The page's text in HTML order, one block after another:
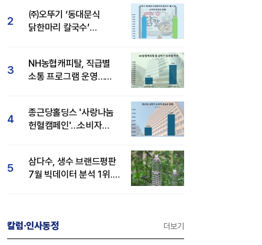
2
㈜오뚜기 ‘동대문식
닭한마리 칼국수’
3
NH농협캐피탈, 직급별
소통 프로그램 운영…
4
종근당홀딩스 '사랑나눔
헌혈캠페인'…소비자
5
삼다수, 생수 브랜드평판
7월 빅데이터 분석 1위...
칼럼·인사동정 더보기